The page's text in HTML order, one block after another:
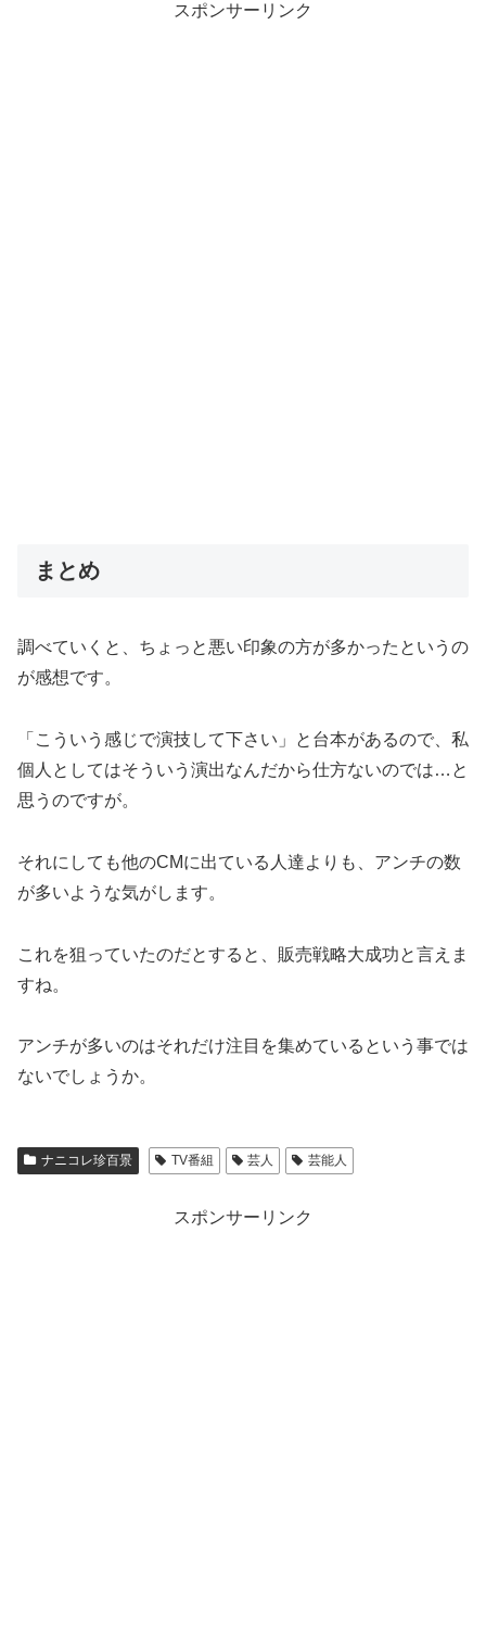
スポンサーリンク
まとめ
調べていくと、ちょっと悪い印象の方が多かったというの
が感想です。
「こういう感じで演技して下さい」と台本があるので、私
個人としてはそういう演出なんだから仕方ないのでは…と
思うのですが。
それにしても他のCMに出ている人達よりも、アンチの数
が多いような気がします。
これを狙っていたのだとすると、販売戦略大成功と言えま
すね。
アンチが多いのはそれだけ注目を集めているという事では
ないでしょうか。
ナニコレ珍百景 TV番組 芸人 芸能人
スポンサーリンク